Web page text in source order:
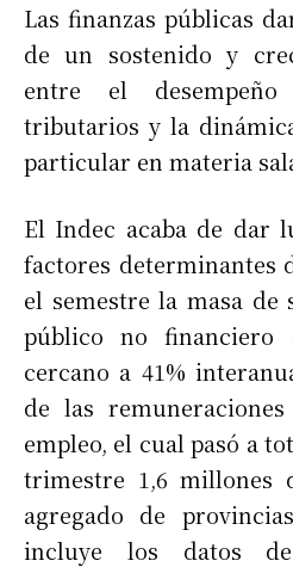
Las finanzas públicas
de un sostenido y
entre el
tributarios y la
particular en materia
El Indec acaba de dar
factores determinantes
el semestre la masa de
público no
cercano a 41%
de las
empleo, el cual pasó a
trimestre 1,6 millones
agregado de
incluye los datos